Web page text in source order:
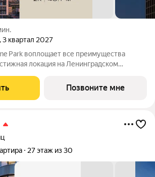
, 3 квартал 2027
Park воплощает все преимущества
локация на Ленинградском
мин. до аэропорта «Шереметьево» или
Позвоните мне
27 этаж из 30